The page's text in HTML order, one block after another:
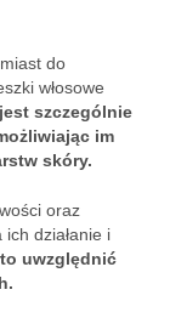
do
włosowe
szczególnie
im
skóry.
oraz
działanie i
uwzględnić